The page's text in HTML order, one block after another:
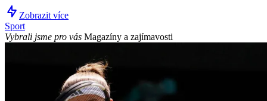
Zobrazit více
Sport
Vybrali jsme pro vás Magazíny a zajímavosti